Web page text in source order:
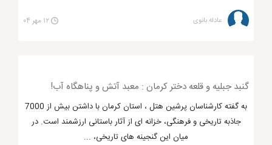
مختلف به سمت خود جذب می کند. بنابراین تفریحات
می توان به پارک ملت، پارک ساعی، خیابان ولیعصر، باغ
گیاه شناسی، بوستان جمشیدیه، دربند و درکه و ... اشاره
داشت.
عادله بانوی ۱۲ مهر ۰۴
گنبد جبلیه و قلعه دختر کرمان : معبد آتش و پناهگاه آب!
به گفته کارشناسان پرشین هتل ، استان کرمان با داشتن بیش از 7000
جاذبه تاریخی و فرهنگی، خزانه ای از آثار باستانی ارزشمند است. در
میان این گنجینه های تاریخی، ...